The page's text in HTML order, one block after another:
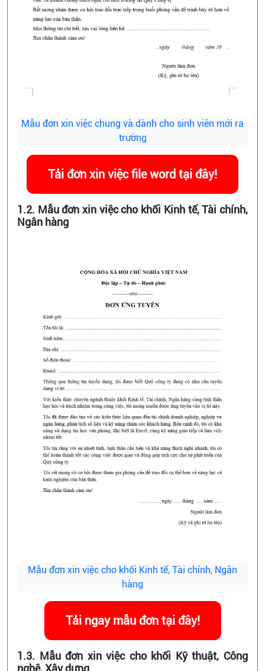
Mẫu đơn xin việc chung và dành cho sinh viên mới ra
trường
Tải đơn xin việc file word tại đây!
1.2. Mẫu đơn xin việc cho khối Kinh tế, Tài chính,
Ngân hàng
Mẫu đơn xin việc cho khối Kinh tế, Tài chính, Ngân
hàng
Tải ngay mẫu đơn tại đây!
1.3. Mẫu đơn xin việc cho khối Kỹ thuật, Công
nghệ, Xây dựng